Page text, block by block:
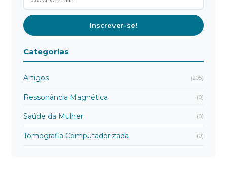
Categorias
Artigos (205)
Ressonância Magnética (0)
Saúde da Mulher (0)
Tomografia Computadorizada (0)